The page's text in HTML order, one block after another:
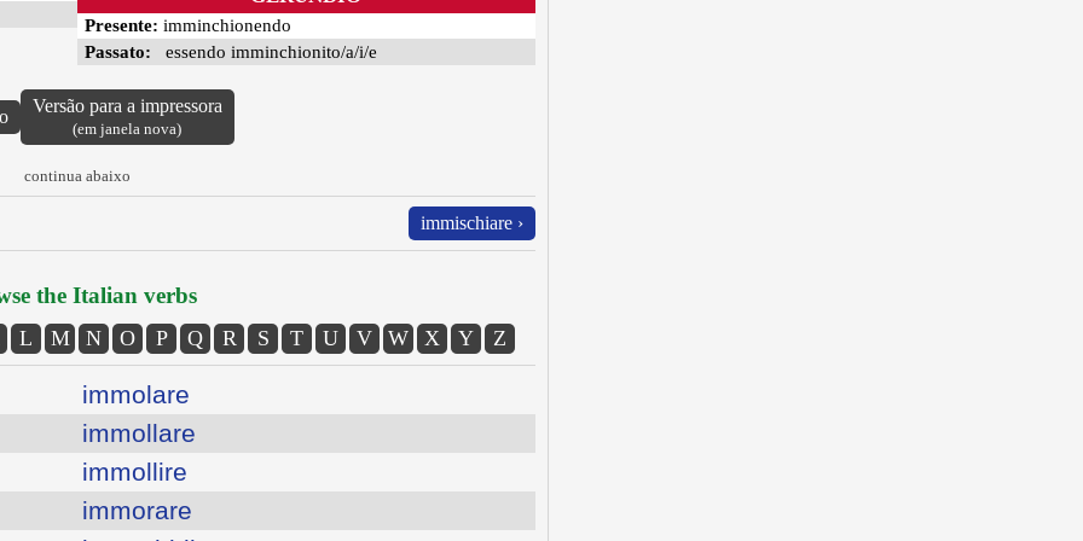
Presente: imminchionendo
Passato: essendo imminchionito/a/i/e
Versão para a impressora
(em janela nova)
continua abaixo
immischiare ›
the Italian verbs
L M N O P Q R S T U V W X Y Z
immolare
immollare
immollire
immorare